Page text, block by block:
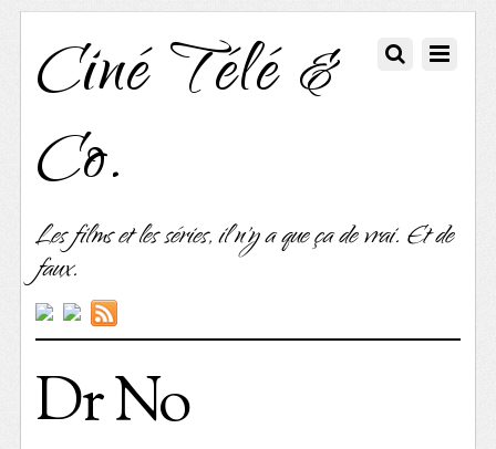
Ciné Télé &
Co.
Les films et les séries, il n'y a que ça de vrai. Et de
faux.
Dr No